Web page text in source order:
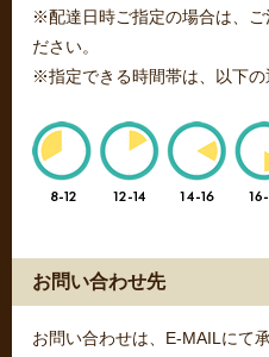
※配達日時ご指定の場合は、ご
ださい。
※指定できる時間帯は、以下の
お問い合わせ先
お問い合わせは、E-MAILにて